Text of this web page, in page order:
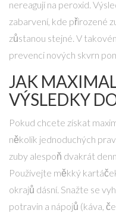
nereagují na peroxid.
zabarvení, kde přirozené
zůstanou stejné. V
prevenci nových skvrn
JAK
VÝSLEDKY
Pokud chcete získat
několik jednoduchých
zuby alespoň dvakrát
Používejte měkký
okrajů dásní. Snažte se
potravin a nápojů (káva,